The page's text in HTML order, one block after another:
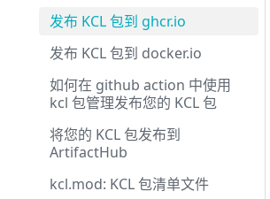
发布 KCL 包到 ghcr.io
发布 KCL 包到 docker.io
如何在 github action 中使用
kcl 包管理发布您的 KCL 包
将您的 KCL 包发布到
ArtifactHub
kcl.mod: KCL 包清单文件